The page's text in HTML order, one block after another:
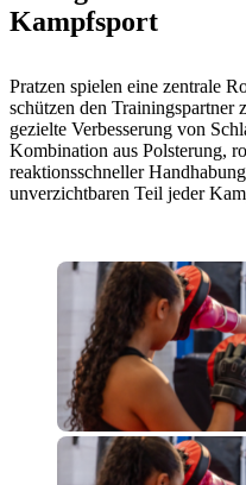
Kampfsport
Pratzen spielen eine zentrale
schützen den Trainingspartner
gezielte Verbesserung von
Kombination aus Polsterung,
reaktionsschneller
unverzichtbaren Teil jeder